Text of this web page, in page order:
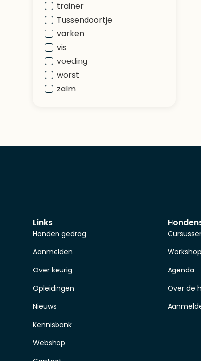
trainer
Tussendoortje
varken
vis
voeding
worst
zalm
Links
Honden gedrag
Aanmelden
Over keurig
Opleidingen
Nieuws
Kennisbank
Webshop
Agenda
Over de